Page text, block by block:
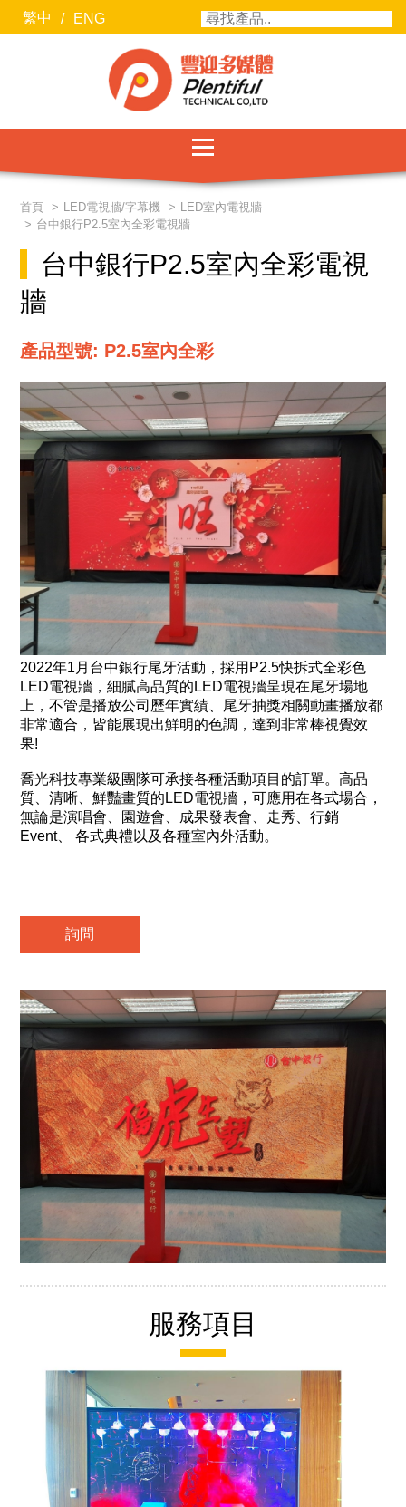
繁中 / ENG
服務項目
最新消息
聯絡我們
合作廠商
首頁 LED電視牆/字幕機
LED室內電視牆
台中銀行P2.5室內全彩電視牆
台中銀行P2.5室內全彩電視
牆
產品型號: P2.5室內全彩
2022年1月台中銀行尾牙活動，採用P2.5快拆式全彩色
LED電視牆，細膩高品質的LED電視牆呈現在尾牙場地
上，不管是播放公司歷年實績、尾牙抽獎相關動畫播放都
非常適合，皆能展現出鮮明的色調，達到非常棒視覺效
果!
喬光科技專業級團隊可承接各種活動項目的訂單。高品
質、清晰、鮮豔畫質的LED電視牆，可應用在各式場合，
無論是演唱會、園遊會、成果發表會、走秀、行銷
Event、 各式典禮以及各種室內外活動。
詢問
服務項目